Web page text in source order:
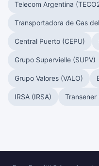
Telecom Argentina
Transportadora de Gas
Central Puerto (CEPU)
Grupo Supervielle (SUPV)
Grupo Valores (VALO)
IRSA (IRSA) Transener